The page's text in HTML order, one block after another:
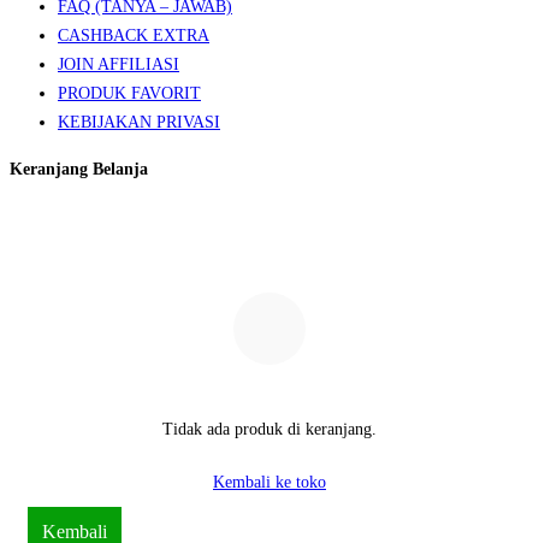
FAQ (TANYA – JAWAB)
CASHBACK EXTRA
JOIN AFFILIASI
PRODUK FAVORIT
KEBIJAKAN PRIVASI
Keranjang Belanja
Tidak ada produk di keranjang.
Kembali ke toko
Kembali